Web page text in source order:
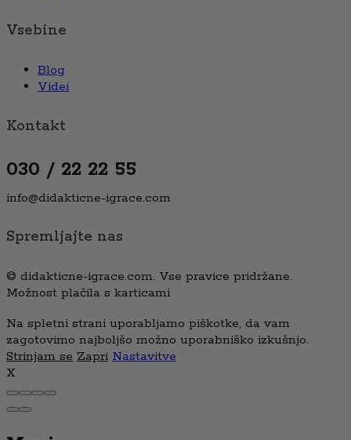
Vsebine
Blog
Videi
Kontakt
030 / 22 22 55
info@didakticne-igrace.com
Spremljajte nas
© didakticne-igrace.com. Vse pravice pridržane.
Možnost plačila s karticami
Na spletni strani uporabljamo piškotke, da vam
zagotovimo najboljšo možno uporabniško izkušnjo.
Strinjam se Zapri Nastavitve
X